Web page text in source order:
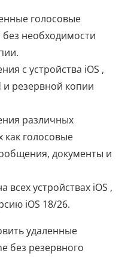
голосовые
без необходимости
с устройства iOS ,
резервной копии
различных
как голосовые
документы и
всех устройствах iOS ,
iOS 18/26.
удаленные
без резервного